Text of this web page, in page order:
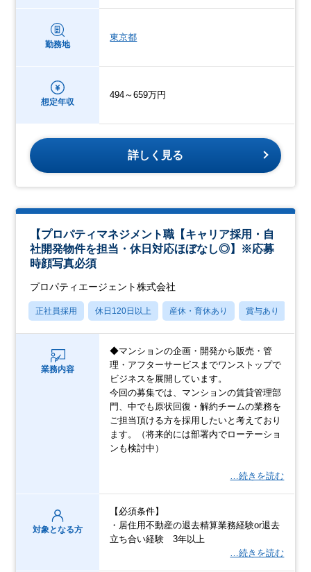
勤務地
東京都
想定年収
494～659万円
詳しく見る
【プロパティマネジメント職【キャリア採用・自
社開発物件を担当・休日対応ほぼなし◎】※応募
時顔写真必須
プロパティエージェント株式会社
正社員採用 休日120日以上 産休・育休あり 賞与あり
業務内容
◆マンションの企画・開発から販売・管
理・アフターサービスまでワンストップで
ビジネスを展開しています。
今回の募集では、マンションの賃貸管理部
門、中でも原状回復・解約チームの業務を
ご担当頂ける方を採用したいと考えており
ます。（将来的には部署内でローテーショ
ンも検討中）
…続きを読む
対象となる方
【必須条件】
・居住用不動産の退去精算業務経験or退去
立ち合い経験 3年以上
…続きを読む